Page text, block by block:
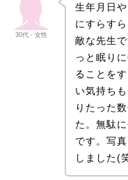
30代・女性
生年月日
にすらす
敵な先生
っと眠り
ることを
い気持ち
りたった
た。無駄
です。写
しました(